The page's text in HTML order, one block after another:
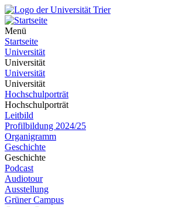
Menü
Startseite
Universität
Universität
Universität
Universität
Hochschulporträt
Hochschulporträt
Leitbild
Profilbildung 2024/25
Organigramm
Geschichte
Geschichte
Podcast
Audiotour
Ausstellung
Grüner Campus